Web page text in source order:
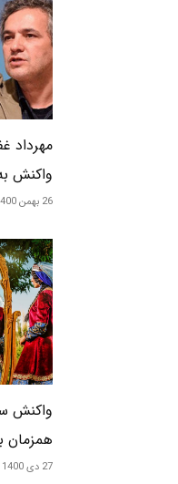
مهرداد
واکنش
26 بهمن 1400
واکنش
همزمان
27 دی 1400